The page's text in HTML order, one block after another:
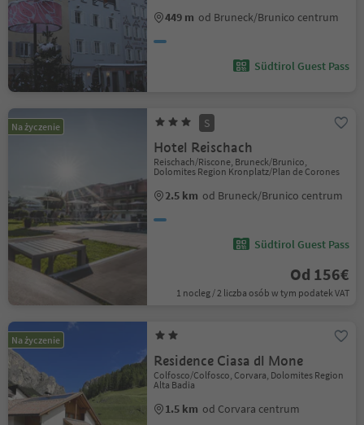
449 m od Bruneck/Brunico centrum
Südtirol Guest Pass
Na życzenie S
Hotel Reischach
Reischach/Riscone, Bruneck/Brunico,
Dolomites Region Kronplatz/Plan de Corones
2.5 km od Bruneck/Brunico centrum
Südtirol Guest Pass
Od 156€
1 nocleg / 2 liczba osób w tym podatek VAT
Na życzenie
Residence Ciasa dl Mone
Colfosco/Colfosco, Corvara, Dolomites Region
Alta Badia
1.5 km od Corvara centrum